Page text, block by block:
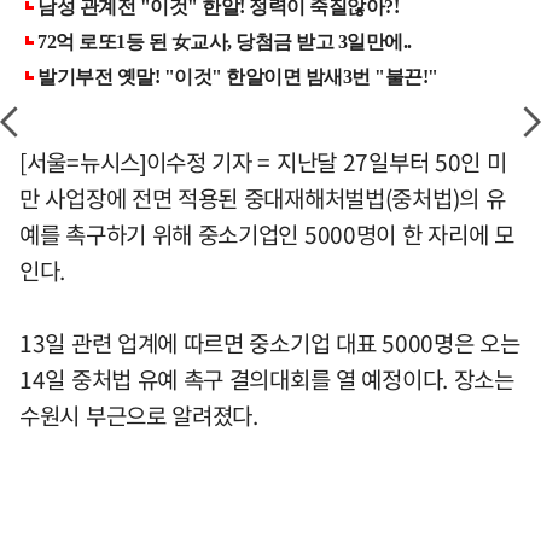
[서울=뉴시스]이수정 기자 = 지난달 27일부터 50인 미
만 사업장에 전면 적용된 중대재해처벌법(중처법)의 유
예를 촉구하기 위해 중소기업인 5000명이 한 자리에 모
인다.
13일 관련 업계에 따르면 중소기업 대표 5000명은 오는
14일 중처법 유예 촉구 결의대회를 열 예정이다. 장소는
수원시 부근으로 알려졌다.